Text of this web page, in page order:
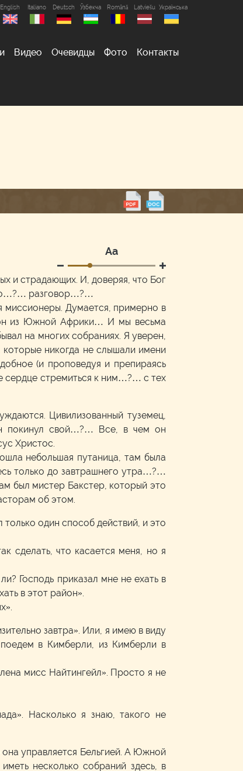
English Italiano Deutsch Ўзбекча Română Latviešu Українська
Видео Очевидцы Фото Контакты
Аа
и страдающих. И, доверяя, что Бог
о…?… разговор…?…
миссионеры. Думается, примерно в
из Южной Африки… И мы весьма
на многих собраниях. Я уверен,
никогда не слышали имени
(и проповедуя и препираясь
сердце стремиться к ним…?… с тех
Цивилизованный туземец,
покинул свой…?… Все, в чем он
Христос.
небольшая путаница, там была
только до завтрашнего утра…?…
был мистер Бакстер, который это
об этом.
один способ действий, и это
сделать, что касается меня, но я
Господь приказал мне не ехать в
в этот район».
завтра». Или, я имею в виду
в Кимберли, из Кимберли в
мисс Найтингейл». Просто я не
Насколько я знаю, такого не
управляется Бельгией. А Южной
несколько собраний здесь, в